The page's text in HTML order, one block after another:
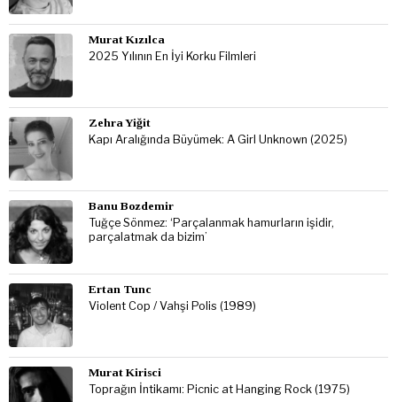
Murat Kızılca
2025 Yılının En İyi Korku Filmleri
Zehra Yiğit
Kapı Aralığında Büyümek: A Girl Unknown (2025)
Banu Bozdemir
Tuğçe Sönmez: ‘Parçalanmak hamurların işidir,
parçalatmak da bizim’
Ertan Tunc
Violent Cop / Vahşi Polis (1989)
Murat Kirisci
Toprağın İntikamı: Picnic at Hanging Rock (1975)